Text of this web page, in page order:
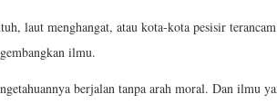
laut menghangat, atau kota-kota pesisir
ilmu.
berjalan tanpa arah moral. Dan ilmu